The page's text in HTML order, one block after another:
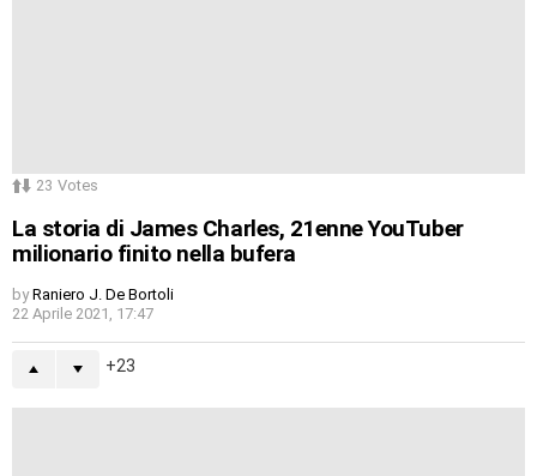
23 Votes
La storia di James Charles, 21enne YouTuber
milionario finito nella bufera
by Raniero J. De Bortoli
22 Aprile 2021, 17:47
23